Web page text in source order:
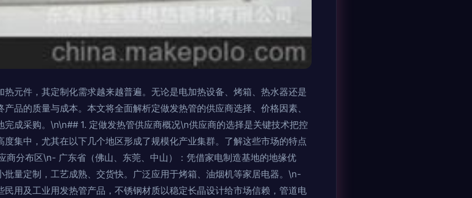
元件，其定制化需求越来越普遍。无论是电加热设备、烤箱、热水器还是
品的质量与成本。本文将全面解析定做发热管的供应商选择、价格因素、
成采购。\n\n## 1. 定做发热管供应商概况\n供应商的选择是关键技术把控
集中，尤其在以下几个地区形成了规模化产业集群。了解这些市场的特点
商分布区\n- 广东省（佛山、东莞、中山）：凭借家电制造基地的地缘优
量定制，工艺成熟、交货快。广泛应用于烤箱、油烟机等家居电器。\n-
用及工业用发热管产品，不锈钢材质以稳定长晶设计给市场信赖，管道电